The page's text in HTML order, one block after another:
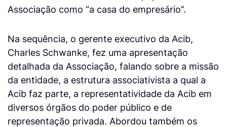
Associação como “a casa do empresário”.
Na sequência, o gerente executivo da Acib,
Charles Schwanke, fez uma apresentação
detalhada da Associação, falando sobre a missão
da entidade, a estrutura associativista a qual a
Acib faz parte, a representatividade da Acib em
diversos órgãos do poder público e de
representação privada. Abordou também os